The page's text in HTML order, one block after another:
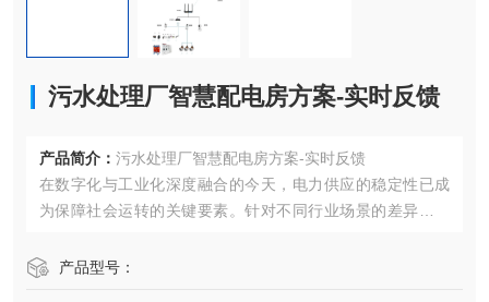
污水处理厂智慧配电房方案-实时反馈
产品简介： 污水处理厂智慧配电房方案-实时反馈
在数字化与工业化深度融合的今天，电力供应的稳定性已成
为保障社会运转的关键要素。针对不同行业场景的差异化需
案。该方案通过部署高精度传感网络与智能诊断平台，为通
产品型号：